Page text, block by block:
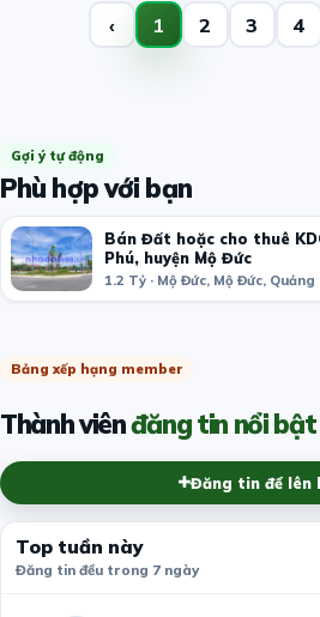
‹ 1 2 3 4
Gợi ý tự động
Phù hợp với bạn
Bán Đất hoặc cho thuê KDC dịch vụ
Phú, huyện Mộ Đức
1.2 Tỷ · Mộ Đức, Mộ Đức,
Bảng xếp hạng member
Thành viênđăng tin nổi bật
Đăng tin để lên
Top tuần này
Đăng tin đều trong 7 ngày